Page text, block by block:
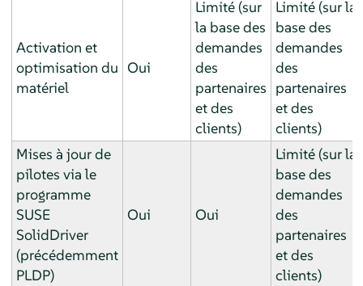
Activation et
optimisation du
matériel
Oui
Limité (sur
la base des
demandes
des
partenaires
et des
clients)
Limité (sur la
base des
demandes
des
partenaires
et des
clients)
Mises à jour de
pilotes via le
programme
SUSE
SolidDriver
(précédemment
PLDP)
Oui Oui
Limité (sur la
base des
demandes
des
partenaires
et des
clients)